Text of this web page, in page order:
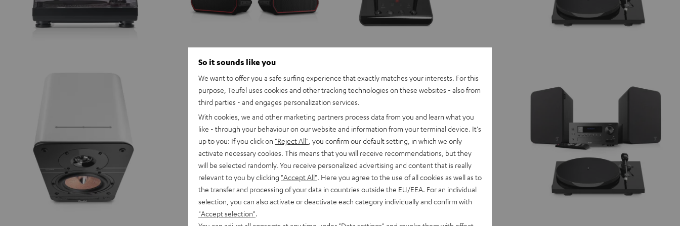
So it sounds like you
We want to offer you a safe surfing experience that exactly matches your interests. For this
purpose, Teufel uses cookies and other tracking technologies on these websites - also from
third parties - and engages personalization services.
With cookies, we and other marketing partners process data from you and learn what you
like - through your behaviour on our website and information from your terminal device. It's
up to you: If you click on "Reject All" , you confirm our default setting, in which we only
activate necessary cookies. This means that you will receive recommendations, but they
will be selected randomly. You receive personalized advertising and content that is really
relevant to you by clicking "Accept All" . Here you agree to the use of all cookies as well as to
the transfer and processing of your data in countries outside the EU/EEA. For an individual
selection, you can also activate or deactivate each category individually and confirm with
"Accept selection"